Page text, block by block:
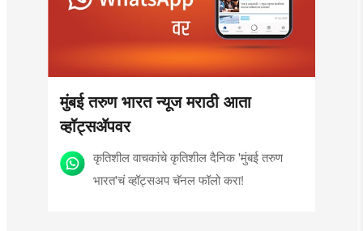
मुंबई तरुण भारत न्यूज मराठी आता
व्हॉट्सॲपवर
कृतिशील वाचकांचे कृतिशील दैनिक 'मुंबई तरुण
भारत'चं व्हॉट्सअप चॅनल फॉलो करा!